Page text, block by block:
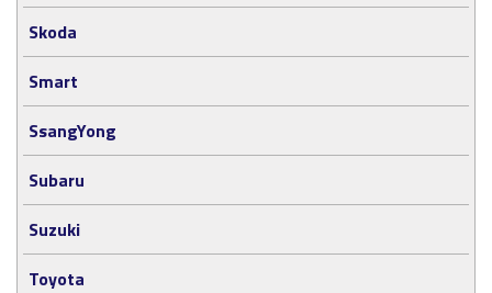
Skoda
Smart
SsangYong
Subaru
Suzuki
Toyota